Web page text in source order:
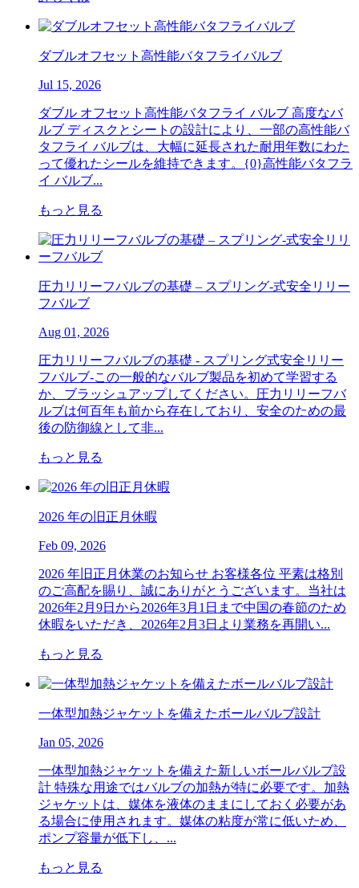
ダブルオフセット高性能バタフライバルブ
Jul 15, 2026
ダブル オフセット高性能バタフライ バルブ 高度なバ
ルブ ディスクとシートの設計により、一部の高性能バ
タフライ バルブは、大幅に延長された耐用年数にわた
って優れたシールを維持できます。{0}高性能バタフラ
イ バルブ...
もっと見る
圧力リリーフバルブの基礎 – スプリング-式安全リリー
フバルブ
Aug 01, 2026
圧力リリーフバルブの基礎 - スプリング式安全リリー
フバルブ-この一般的なバルブ製品を初めて学習する
か、ブラッシュアップしてください。圧力リリーフバ
ルブは何百年も前から存在しており、安全のための最
後の防御線として非...
もっと見る
2026 年の旧正月休暇
Feb 09, 2026
2026 年旧正月休業のお知らせ お客様各位 平素は格別
のご高配を賜り、誠にありがとうございます。当社は
2026年2月9日から2026年3月1日まで中国の春節のため
休暇をいただき、2026年2月3日より業務を再開い...
もっと見る
一体型加熱ジャケットを備えたボールバルブ設計
Jan 05, 2026
一体型加熱ジャケットを備えた新しいボールバルブ設
計 特殊な用途ではバルブの加熱が特に必要です。加熱
ジャケットは、媒体を液体のままにしておく必要があ
る場合に使用されます。媒体の粘度が常に低いため、
ポンプ容量が低下し、...
もっと見る